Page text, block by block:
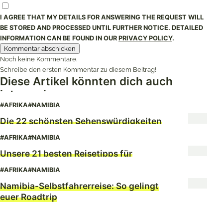
I AGREE THAT MY DETAILS FOR ANSWERING THE REQUEST WILL
BE STORED AND PROCESSED UNTIL FURTHER NOTICE. DETAILED
INFORMATION CAN BE FOUND IN OUR PRIVACY POLICY.
Noch keine Kommentare.
Schreibe den ersten Kommentar zu diesem Beitrag!
Diese Artikel könnten dich auch
interessieren
#AFRIKA#NAMIBIA
Die 22 schönsten Sehenswürdigkeiten
#AFRIKA#NAMIBIA
Unsere 21 besten Reisetipps für
#AFRIKA#NAMIBIA
Namibia-Selbstfahrerreise: So gelingt
euer Roadtrip